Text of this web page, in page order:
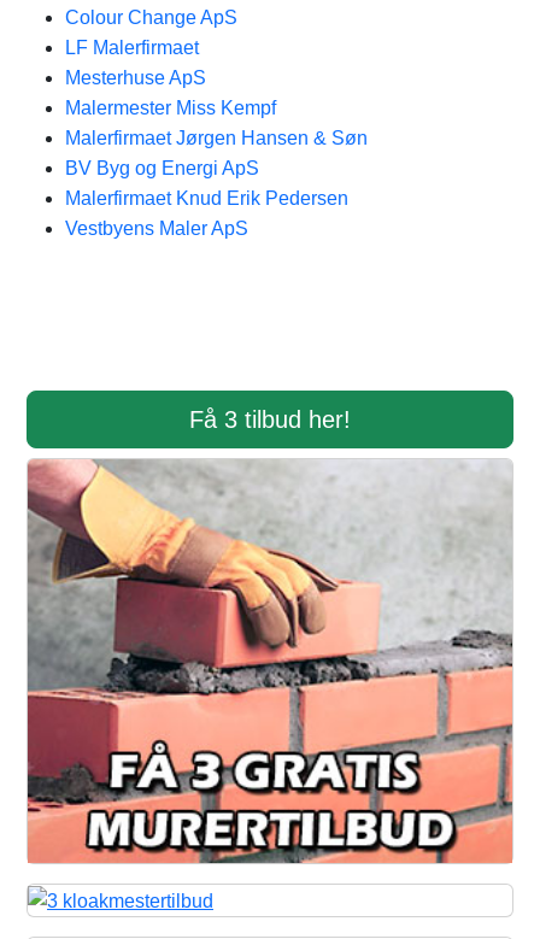
Colour Change ApS
LF Malerfirmaet
Mesterhuse ApS
Malermester Miss Kempf
Malerfirmaet Jørgen Hansen & Søn
BV Byg og Energi ApS
Malerfirmaet Knud Erik Pedersen
Vestbyens Maler ApS
Få 3 tilbud her!